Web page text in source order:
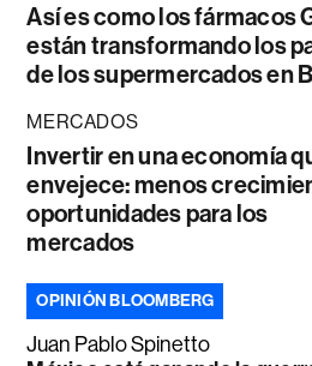
Así es como los fármacos
están transformando los
de los supermercados en
MERCADOS
Invertir en una economía
envejece: menos
oportunidades para los
mercados
OPINIÓN BLOOMBERG
Juan Pablo Spinetto